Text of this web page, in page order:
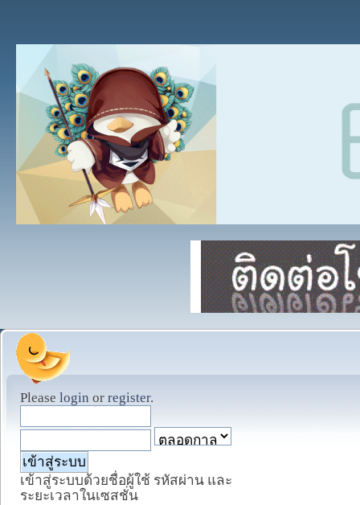
Please login or register.
เข้าสู่ระบบด้วยชื่อผู้ใช้ รหัสผ่าน และ
ระยะเวลาในเซสชั่น